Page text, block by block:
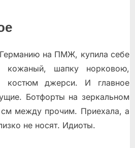
на ПМЖ, купила себе
кожаный, шапку норковою,
костюм джерси. И главное
Ботфорты на зеркальном
см между прочим. Приехала, а
не носят. Идиоты.